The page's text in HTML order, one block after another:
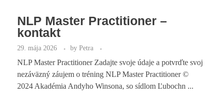
NLP Master Practitioner –
kontakt
29. mája 2026 by Petra
NLP Master Practitioner Zadajte svoje údaje a potvrďte svoj
nezáväzný záujem o tréning NLP Master Practitioner ©
2024 Akadémia Andyho Winsona, so sídlom Ľubochn ...